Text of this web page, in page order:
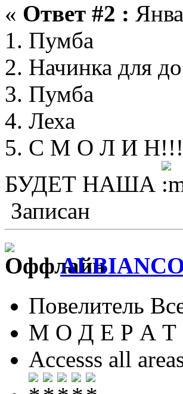
« Ответ #2 :
1. Пумба
2. Начинка для
3. Пумба
4. Леха
5. С М О Л И
БУДЕТ НАША
Записан
Повелитель
М О Д Е Р А Т
Accesss all